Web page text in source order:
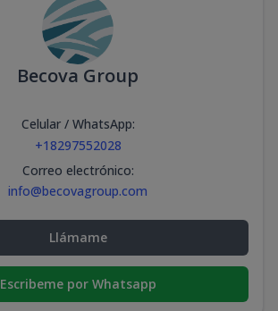
Becova Group
Celular / WhatsApp:
+18297552028
Correo electrónico:
info@becovagroup.com
Llámame
Escribeme por Whatsapp